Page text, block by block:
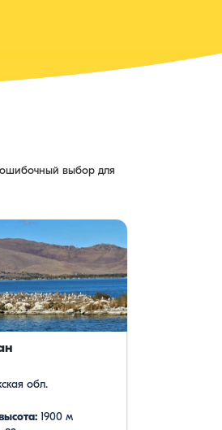
выбор для
обл.
1900 м